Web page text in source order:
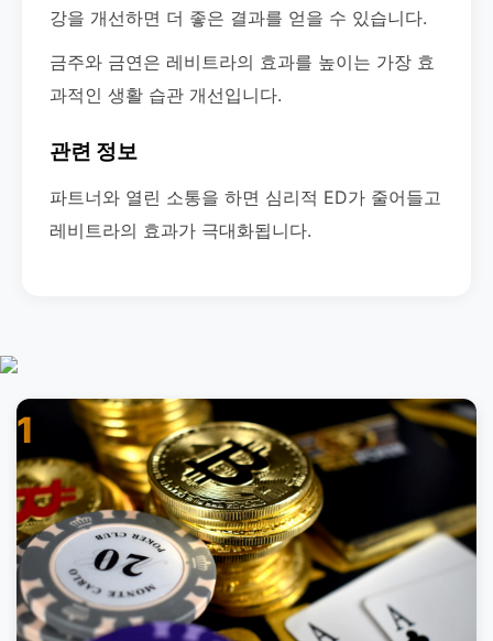
강을 개선하면 더 좋은 결과를 얻을 수 있습니다.
금주와 금연은 레비트라의 효과를 높이는 가장 효
과적인 생활 습관 개선입니다.
관련 정보
파트너와 열린 소통을 하면 심리적 ED가 줄어들고
레비트라의 효과가 극대화됩니다.
1